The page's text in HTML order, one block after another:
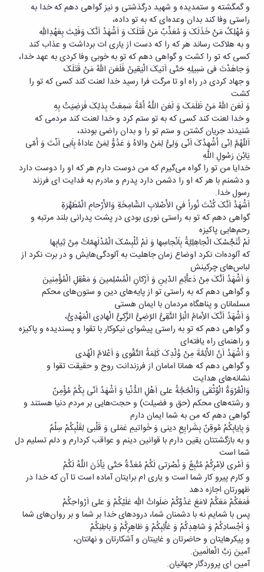
و گمگشته و ستمدیده و شهید درگذشتی و نیز گواهی دهم که خدا به
راستی وفا کند بدان وعده‌ای که به تو داده،
وَ مُهْلِکٌ مَنْ خَذَلَکَ وَ مُعَذِّبٌ مَنْ قَتَلَکَ وَ اَشْهَدُ اَنَّکَ وَفَیْتَ بِعَهْدِاللهِ
و به هلاکت رساند هر که را که دست از یاری ات برداشت و عذاب کند
کسی که تو را کشت و گواهی دهم که تو به خوبی وفا کردی به عهد خدا،
وَ جاهَدْتَ فی سَبیلِهِ حَتّی اَتیکَ الْیَقینُ فَلَعَنَ اللهُ مَنْ قَتَلَکَ
و جهاد کردی در راه او تا مرگت فرا رسید خدا لعنت کند کسی که تو را
کشت
وَ لَعَنَ اللهُ مَنْ ظَلَمَکَ وَ لَعَنَ اللَّهُ اُمَّةً سَمِعَتْ بِذلِکَ فَرَضِیَتْ بِهِ
و خدا لعنت کند کسی که به تو ستم کرد و خدا لعنت کند مردمی که
شنیدند جریان کشتن و ستم تو را و بدان راضی بودند،
اَللّهُمَّ اِنّی اُشْهِدُکَ اَنّی وَلِیُّ لِمَنْ والاهُ وَ عَدُوُّ لِمَنْ عاداهُ بِاَبی اَنْتَ وَ اُمّی
یَابْنَ رَسُولِ اللَّهِ
خدایا من تو را گواه می‌گیرم که من دوست دارم هر که او را دوست دارد
و دشمنم با هر که او را دشمن دارد پدرم و مادرم به فدایت ای فرزند
رسول خدا.
اَشْهَدُ اَنَّکَ کُنْتَ نُوراً فیِ الاَْصْلابِ الشّامِخَةِ وَالاَْرْحامِ الْمُطَهَّرَةِ
گواهی دهم که تو به راستی نوری بودی در پشت پدرانی بلند مرتبه و
رحم‌هایی پاکیزه
لَمْ تُنَجِّسْکَ الْجاهِلِیَّةُ بِاَنْجاسِها وَ لَمْ تُلْبِسْکَ الْمُدْلَهِمّاتُ مِنْ ثِیابِها
که آلوده‌ات نکرد اوضاع زمان جاهلیت به آلودگی‌هایش و در برت نکرد از
لباس‌های چرکینش
وَ اَشْهَدُ اَنَّکَ مِنْ دَعاَّئِمِ الدّینِ وَ اَرْکانِ الْمُسْلِمینَ وَ مَعْقِلِ الْمُؤْمِنینَ
و گواهی دهم که به راستی تو از پایه‌های دین و ستون‌های محکم
مسلمانان و پناهگاه مردمان با ایمان هستی
وَ اَشْهَدُ اَنَّکَ الاِْمامُ الْبَرُّ التَّقِیُّ الرَّضِیُّ الزَّکِیُّ الْهادِی الْمَهْدِیُّ،
و گواهی دهم که تو به راستی پیشوای نیکوکار با تقوا و پسندیده و پاکیزه
و راهنمای راه یافته‌ای
وَ اَشْهَدُ اَنَّ الاَْئِمَّةَ مِنْ وُلْدِکَ کَلِمَةُ التَّقْوی وَ اَعْلامُ الْهُدی
و گواهی دهم که همانا امامان از فرزندانت روح و حقیقت تقوا و
نشانه‌های هدایت
وَالْعُرْوَةُ الْوُثْقی وَالْحُجَّةُ علی اَهْلِ الدُّنْیا وَ اَشْهَدُ اَنّی بِکُمْ مُؤْمِنٌ
و رشته‌های محکم (حق و فضیلت) و حجت‌هایی بر مردم دنیا هستند و
گواهی دهم که من به شما ایمان دارم
وَ بِاِیابِکُمْ مُوقِنٌ بِشَرایِعِ دینی وَ خَواتیمِ عَمَلی وَ قَلْبی لِقَلْبِکُمْ سِلْمٌ
و به بازگشتتان یقین دارم با قوانین دینم و عواقب کردارم و دلم تسلیم دل
شما است
وَ اَمْری لاَِمْرِکُمْ مُتَّبِعٌ وَ نُصْرَتی لَکُمْ مُعَدَّةٌ حَتّی یَاْذَنَ اللَّهُ لَکُمْ
و کارم پیرو کار شما است و یاری ام برایتان آماده است تا آن که خدا در
ظهورتان اجازه دهد
فَمَعَکُمْ مَعَکُمْ لامَعَ عَدُوِّکُمْ صَلَواتُ اللهِ عَلَیْکُمْ وَ علی اَرْواحِکُمْ
پس با شمایم نه با دشمنان شما، درودهای خدا بر شما و بر روان‌های شما
وَ اَجْسادِکُمْ وَ شاهِدِکُمْ وَ غاَّئِبِکُمْ وَ ظاهِرِکُمْ وَ باطِنِکُمْ
و پیکرهایتان و حاضرتان و غایبتان و آشکارتان و نهانتان،
آمینَ رَبَّ الْعالَمینَ.
آمین ای پروردگار جهانیان.